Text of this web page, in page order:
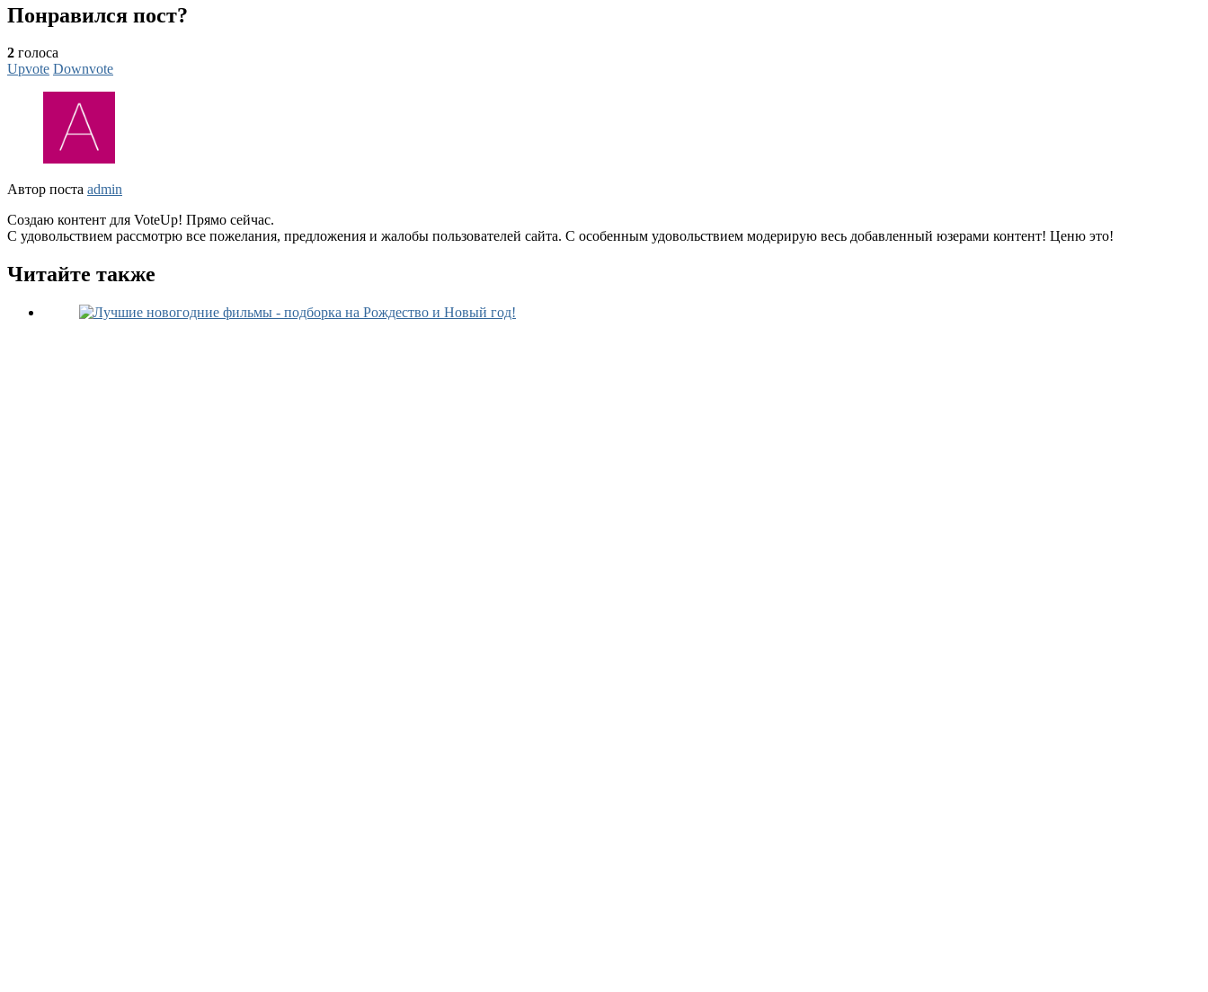
Понравился пост?
2 голоса
Upvote Downvote
Автор поста admin
Создаю контент для VoteUp! Прямо сейчас.
С удовольствием рассмотрю все пожелания, предложения и жалобы пользователей сайта. С особенным удовольствием модерирую весь добавленный юзерами контент! Ценю это!
Читайте также